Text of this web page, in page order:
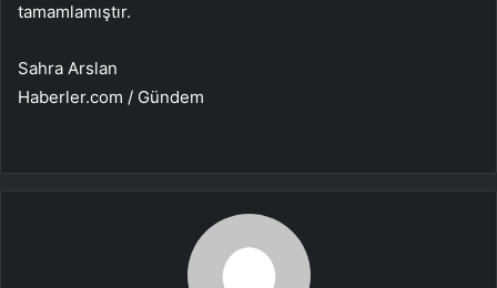
tamamlamıştır.
Sahra Arslan
Haberler.com / Gündem